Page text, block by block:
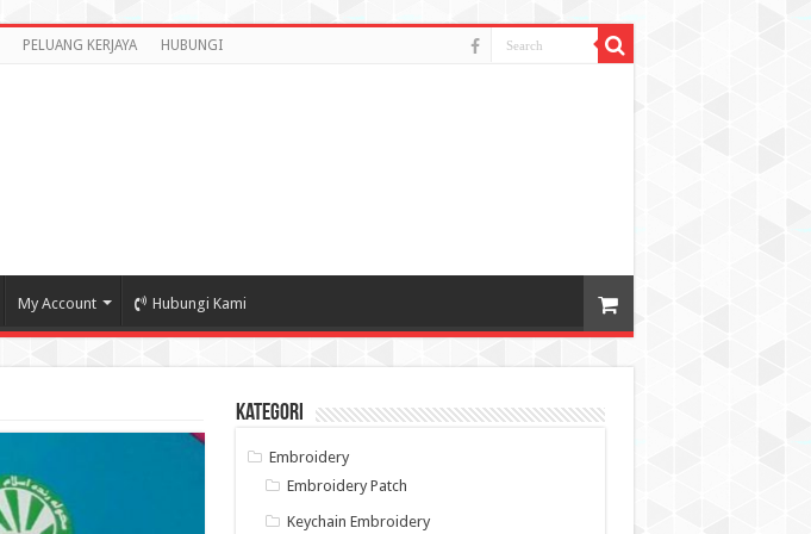
PELUANG KERJAYA HUBUNGI
My Account Hubungi Kami
Kategori
Embroidery
Embroidery Patch
Keychain Embroidery